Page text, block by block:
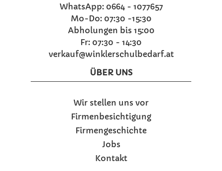
WhatsApp: 0664 - 1077657
Mo-Do: 07:30 -15:30
Abholungen bis 15:00
Fr: 07:30 - 14:30
verkauf@winklerschulbedarf.at
ÜBER UNS
Wir stellen uns vor
Firmenbesichtigung
Firmengeschichte
Jobs
Kontakt